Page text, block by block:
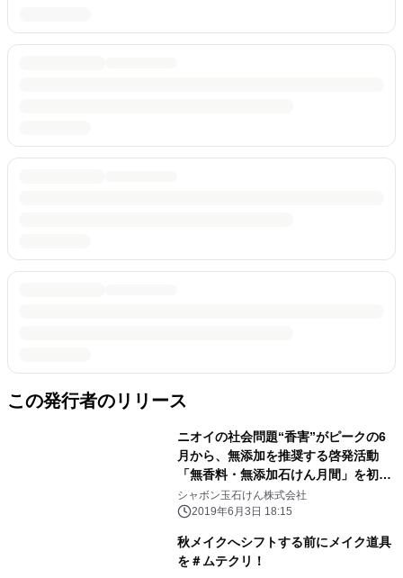
この発行者のリリース
ニオイの社会問題“香害”がピークの6
月から、無添加を推奨する啓発活動
「無香料・無添加石けん月間」を初開
催！
シャボン玉石けん株式会社
2019年6月3日 18:15
秋メイクへシフトする前にメイク道具
を＃ムテクリ！